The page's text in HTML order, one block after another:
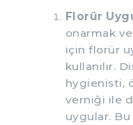
Florür
onarmak
için florür
kullanılır.
hygienisti,
verniği ile
uygular.